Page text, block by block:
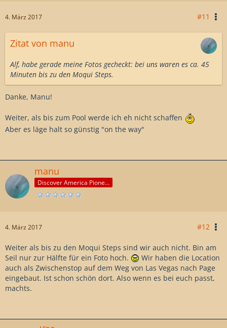
4. März 2017 #11
Zitat von manu
Alf, habe gerade meine Fotos gecheckt: bei uns waren es ca. 45
Minuten bis zu den Moqui Steps.
Danke, Manu!
Weiter, als bis zum Pool werde ich eh nicht schaffen
Aber es läge halt so günstig "on the way"
manu
Discover America Pioneer
4. März 2017 #12
Weiter als bis zu den Moqui Steps sind wir auch nicht. Bin am
Seil nur zur Hälfte für ein Foto hoch.
Wir haben die Location
auch als Zwischenstop auf dem Weg von Las Vegas nach Page
eingebaut. Ist schon schön dort. Also wenn es bei euch passt,
machts.